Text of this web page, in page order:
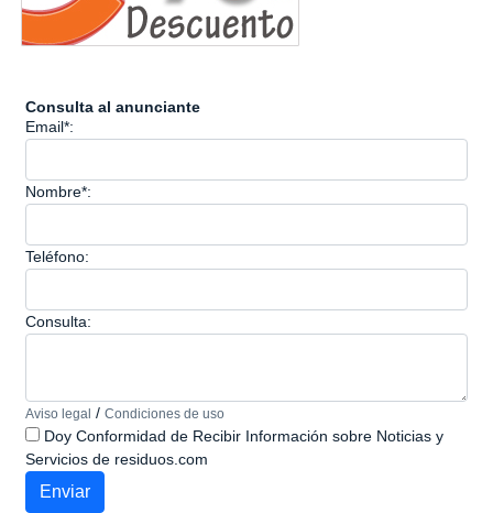
Consulta al anunciante
Email*:
Nombre*:
Teléfono:
Consulta:
Aviso legal / Condiciones de uso
Doy Conformidad de Recibir Información sobre Noticias y
Servicios de residuos.com